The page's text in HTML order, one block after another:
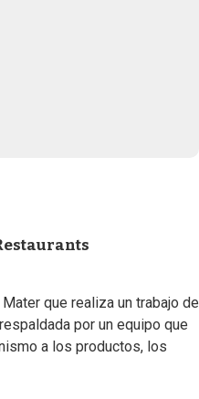
que realiza un trabajo de
por un equipo que
a los productos, los